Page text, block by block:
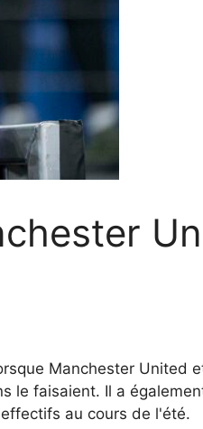
Manchester United
le faisaient. Il a
au cours de l'été.